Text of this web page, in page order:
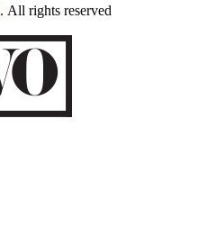
. All rights reserved